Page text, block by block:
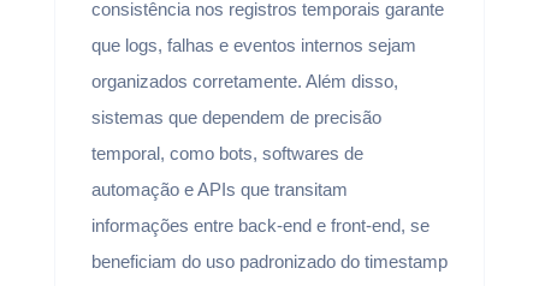
consistência nos registros temporais garante
que logs, falhas e eventos internos sejam
organizados corretamente. Além disso,
sistemas que dependem de precisão
temporal, como bots, softwares de
automação e APIs que transitam
informações entre back-end e front-end, se
beneficiam do uso padronizado do timestamp